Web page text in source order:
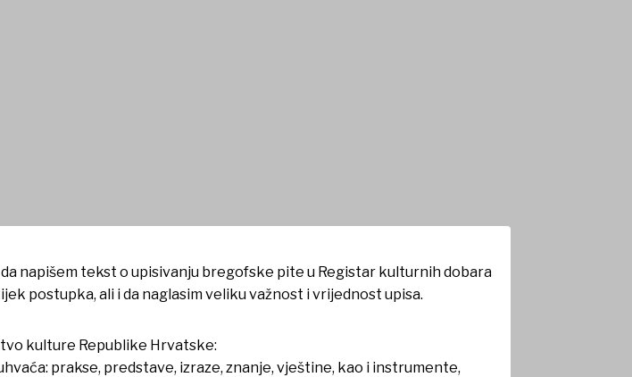
napišem tekst o upisivanju bregofske pite u Registar kulturnih dobara
postupka, ali i da naglasim veliku važnost i vrijednost upisa.
kulture Republike Hrvatske:
prakse, predstave, izraze, znanje, vještine, kao i instrumente,